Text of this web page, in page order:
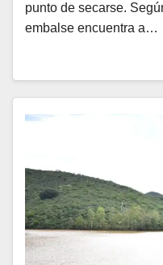
punto de secarse.
embalse encuentra a…